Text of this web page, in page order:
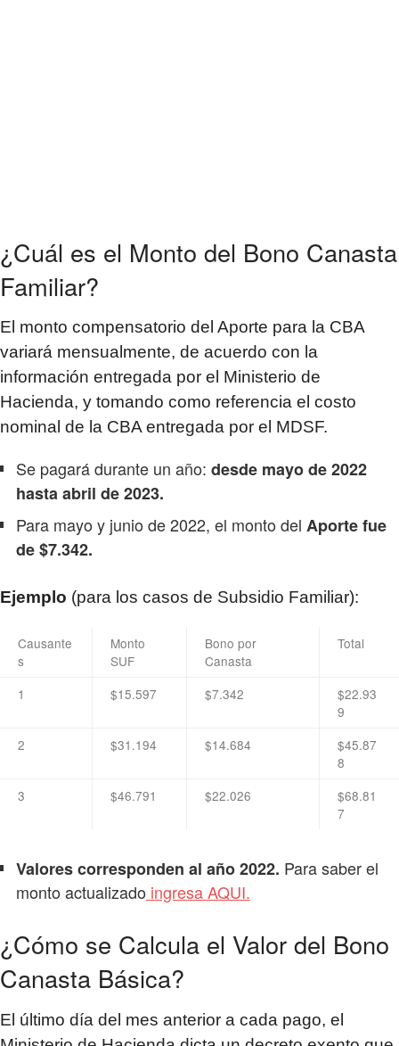
¿Cuál es el Monto del Bono Canasta
Familiar?
El monto compensatorio del Aporte para la CBA
variará mensualmente, de acuerdo con la
información entregada por el Ministerio de
Hacienda, y tomando como referencia el costo
nominal de la CBA entregada por el MDSF.
Se pagará durante un año: desde mayo de 2022
hasta abril de 2023.
Para mayo y junio de 2022, el monto del Aporte fue
de $7.342.
Ejemplo (para los casos de Subsidio Familiar):
Causante
s
Monto
SUF
Bono por
Canasta
Total
1 $15.597 $7.342
$22.93
9
2
$31.194 $14.684
$45.87
8
3
$46.791 $22.026
$68.81
7
Valores corresponden al año 2022. Para saber el
monto actualizado ingresa AQUI.
¿Cómo se Calcula el Valor del Bono
Canasta Básica?
El último día del mes anterior a cada pago, el